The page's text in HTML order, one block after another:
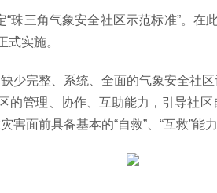
珠三角气象安全社区示范标准”。
实施。
少完整、系统、全面的气象安全社
的管理、协作、互助能力，引导社
面前具备基本的“自救”、“互救”能力